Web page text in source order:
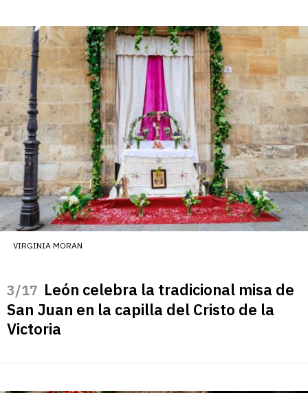
VIRGINIA MORAN
/17 León celebra la tradicional misa de
San Juan en la capilla del Cristo de la
Victoria